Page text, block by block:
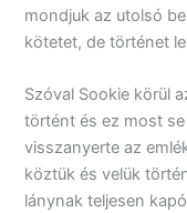
mondjuk az utolsó
kötetet, de történet
Szóval Sookie körül
történt és ez most
visszanyerte az
köztük és velük
lánynak teljesen